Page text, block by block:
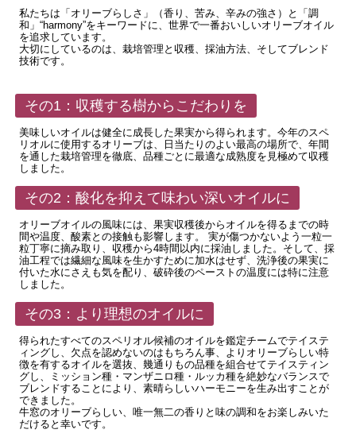
私たちは「オリーブらしさ」（香り、苦み、辛みの強さ）と「調
和」“harmony”をキーワードに、世界で一番おいしいオリーブオイル
を追求しています。
大切にしているのは、栽培管理と収穫、採油方法、そしてブレンド
技術です。
その1：収穫する樹からこだわりを
美味しいオイルは健全に成長した果実から得られます。今年のスペ
リオルに使用するオリーブは、日当たりのよい最高の場所で、年間
を通した栽培管理を徹底、品種ごとに最適な成熟度を見極めて収穫
しました。
その2：酸化を抑えて味わい深いオイルに
オリーブオイルの風味には、果実収穫後からオイルを得るまでの時
間や温度、酸素との接触も影響します。 実が傷つかないよう一粒一
粒丁寧に摘み取り、収穫から4時間以内に採油しました。そして、採
油工程では繊細な風味を生かすために加水はせず、洗浄後の果実に
付いた水にさえも気を配り、破砕後のペーストの温度には特に注意
しました。
その3：より理想のオイルに
得られたすべてのスペリオル候補のオイルを鑑定チームでテイステ
ィングし、欠点を認めないのはもちろん事、よりオリーブらしい特
徴を有するオイルを選抜、幾通りもの品種を組合せてテイスティン
グし、ミッション種・マンザニロ種・ルッカ種を絶妙なバランスで
ブレンドすることにより、素晴らしいハーモニーを生み出すことが
できました。
牛窓のオリーブらしい、唯一無二の香りと味の調和をお楽しみいた
だけると幸いです。